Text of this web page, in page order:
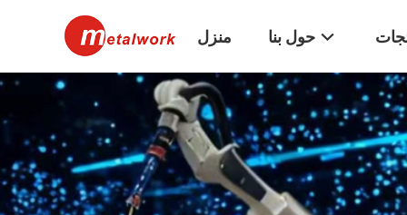
منزل حول بنا